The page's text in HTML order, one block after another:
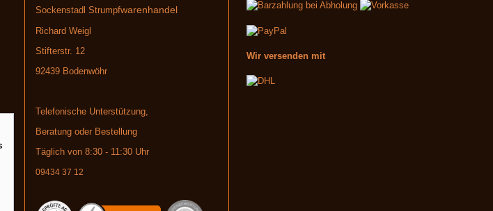
Sockenstadl Strumpfwarenhandel
Richard Weigl
Stifterstr. 12
92439 Bodenwöhr
Telefonische Unterstützung,
Beratung oder Bestellung
Täglich von 8:30 - 11:30 Uhr
09434 37 12
Wir versenden mit